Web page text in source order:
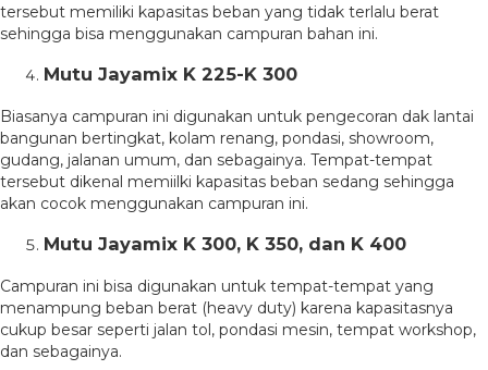
tersebut memiliki kapasitas beban yang tidak terlalu berat
sehingga bisa menggunakan campuran bahan ini.
Mutu Jayamix K 225-K 300
Biasanya campuran ini digunakan untuk pengecoran dak lantai
bangunan bertingkat, kolam renang, pondasi, showroom,
gudang, jalanan umum, dan sebagainya. Tempat-tempat
tersebut dikenal memiilki kapasitas beban sedang sehingga
akan cocok menggunakan campuran ini.
Mutu Jayamix K 300, K 350, dan K 400
Campuran ini bisa digunakan untuk tempat-tempat yang
menampung beban berat (heavy duty) karena kapasitasnya
cukup besar seperti jalan tol, pondasi mesin, tempat workshop,
dan sebagainya.